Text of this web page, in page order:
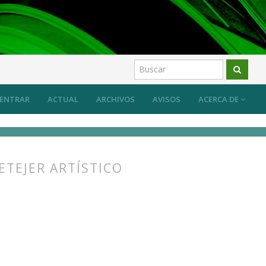
ACTUAL ARCHIVOS AVISOS ACERCA DE
ENTRAR
específico del arte y su transmisión Artículos
ARTÍSTICO